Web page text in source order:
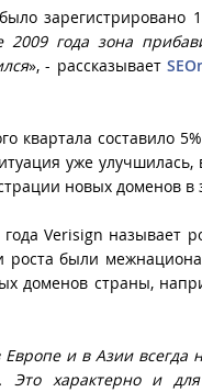
года зона
», - рассказывает
квартала составило
уже
новых доменов в
Verisign называет
роста были
доменов страны,
Европе и в Азии
Это характерно и